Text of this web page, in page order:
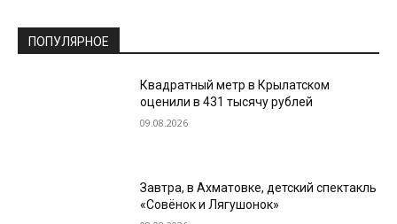
ПОПУЛЯРНОЕ
Квадратный метр в Крылатском
оценили в 431 тысячу рублей
09.08.2026
Завтра, в Ахматовке, детский спектакль
«Совёнок и Лягушонок»